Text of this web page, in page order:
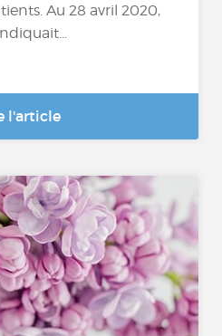
Au 28 avril 2020,
l'article